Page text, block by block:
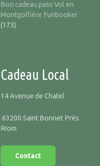
Bon cadeau pass Vol en
Montgolfière Funbooker
(173)
Cadeau Local
14 Avenue de Chatel
63200 Saint Bonnet Près
Riom
Contact